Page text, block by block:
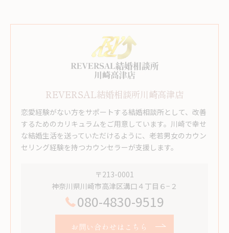
REVERSAL結婚相談所川崎高津店
恋愛経験がない方をサポートする結婚相談所として、改善
するためのカリキュラムをご用意しています。川崎で幸せ
な結婚生活を送っていただけるように、老若男女のカウン
セリング経験を持つカウンセラーが支援します。
〒213-0001
神奈川県川崎市高津区溝口４丁目６−２
080-4830-9519
お問い合わせはこちら